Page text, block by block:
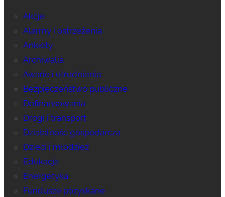
Akcje
Alarmy i ostrzeżenia
Ankiety
Archiwalia
Awarie i utrudnienia
Bezpieczeństwo publiczne
Dofinansowania
Drogi i transport
Działalność gospodarcza
Dzieci i młodzież
Edukacja
Energetyka
Fundusze pozyskane